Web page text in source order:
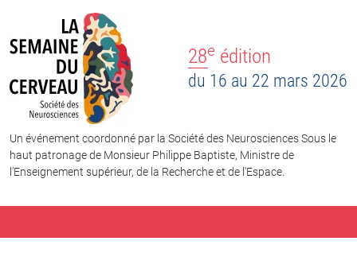
28e édition
du 16 au 22 mars 2026
Un événement coordonné par la Société des Neurosciences Sous le
haut patronage de Monsieur Philippe Baptiste, Ministre de
l’Enseignement supérieur, de la Recherche et de l'Espace.